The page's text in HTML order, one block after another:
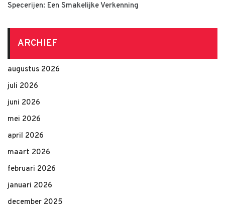
Specerijen: Een Smakelijke Verkenning
ARCHIEF
augustus 2026
juli 2026
juni 2026
mei 2026
april 2026
maart 2026
februari 2026
januari 2026
december 2025